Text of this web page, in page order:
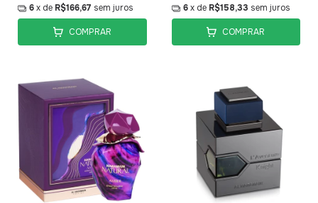
6x de R$166,67 sem juros
COMPRAR
6 x de R$158,33 sem juros
COMPRAR